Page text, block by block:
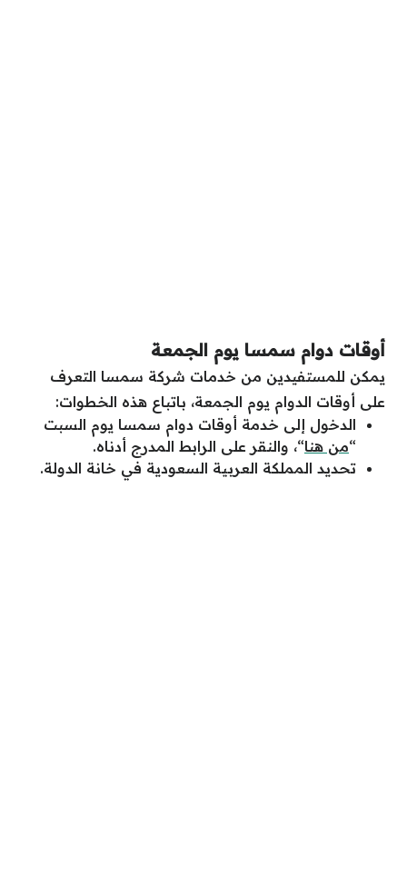
أوقات دوام سمسا يوم الجمعة
يمكن للمستفيدين من خدمات شركة سمسا التعرف
على أوقات الدوام يوم الجمعة، باتباع هذه الخطوات:
الدخول إلى خدمة أوقات دوام سمسا يوم السبت
“من هنا“، والنقر على الرابط المدرج أدناه.
تحديد المملكة العربية السعودية في خانة الدولة.